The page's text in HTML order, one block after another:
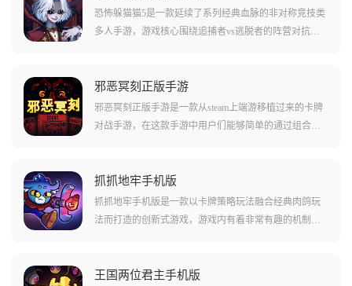
恐怖躲猫猫5是一款延续了系列经典血脉的非对称竞技类
多人手游，游戏核心围绕追捕者vs逃脱者的阵营对抗展
殿堂中寻找宝石碎片，镶嵌大门逃出生天。
邪恶冥刻正版手游
邪恶冥刻正版手游是一款从steam上端游移植过来的卡牌
对战手游，在这款手游中用户们能够简单的通过组合各
杂的暗黑剧情和可怕的氛围，但是在主体的卡牌游戏玩
法上是一点都不含糊的，不但卡组的配置非常丰富多
样，还能帮助用户们感受到更多有趣的玩法和内容!
抓抓地牢手机版
抓抓地牢手机版是一款以卡牌策略玩法融合经典肉鸽玩
法而打造的创新式游戏，游戏内有着非常有趣的机制设
了，所以想要更好地取得游戏胜利，则是需要一点点抓
王国两位君主手机版